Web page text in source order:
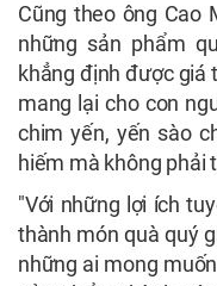
Cũng theo ông Cao
những sản phẩm
khẳng định được giá
mang lại cho con
chim yến, yến sào
hiếm mà không phải
"Với những lợi ích
thành món quà quý
những ai mong